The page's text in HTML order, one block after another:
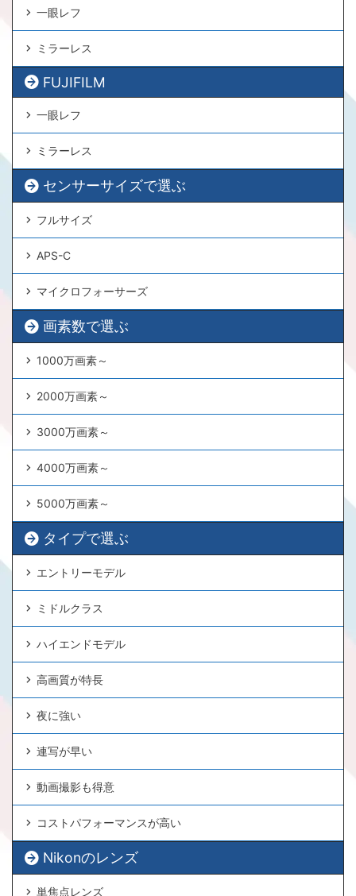
一眼レフ
ミラーレス
FUJIFILM
一眼レフ
ミラーレス
センサーサイズで選ぶ
フルサイズ
APS-C
マイクロフォーサーズ
画素数で選ぶ
1000万画素～
2000万画素～
3000万画素～
4000万画素～
5000万画素～
タイプで選ぶ
エントリーモデル
ミドルクラス
ハイエンドモデル
高画質が特長
夜に強い
連写が早い
動画撮影も得意
コストパフォーマンスが高い
Nikonのレンズ
単焦点レンズ